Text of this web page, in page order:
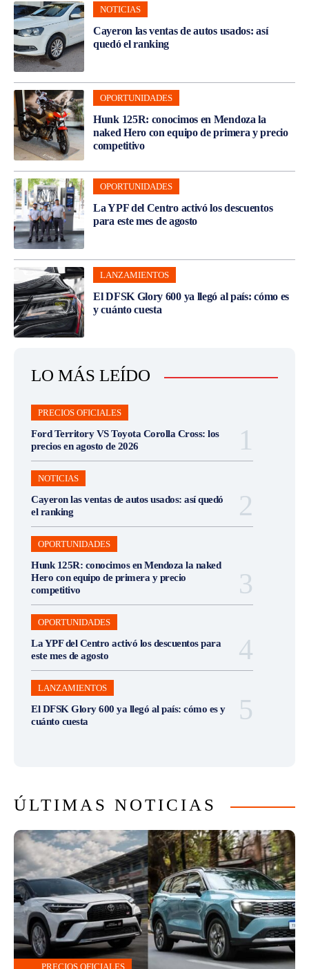
NOTICIAS
Cayeron las ventas de autos usados: así
quedó el ranking
OPORTUNIDADES
Hunk 125R: conocimos en Mendoza la
naked Hero con equipo de primera y precio
competitivo
OPORTUNIDADES
La YPF del Centro activó los descuentos
para este mes de agosto
LANZAMIENTOS
El DFSK Glory 600 ya llegó al país: cómo es
y cuánto cuesta
LO MÁS LEÍDO
PRECIOS OFICIALES
Ford Territory VS Toyota Corolla Cross: los
precios en agosto de 2026
NOTICIAS
Cayeron las ventas de autos usados: así quedó
el ranking
OPORTUNIDADES
Hunk 125R: conocimos en Mendoza la naked
Hero con equipo de primera y precio
competitivo
OPORTUNIDADES
La YPF del Centro activó los descuentos para
este mes de agosto
LANZAMIENTOS
El DFSK Glory 600 ya llegó al país: cómo es y
cuánto cuesta
ÚLTIMAS NOTICIAS
PRECIOS OFICIALES